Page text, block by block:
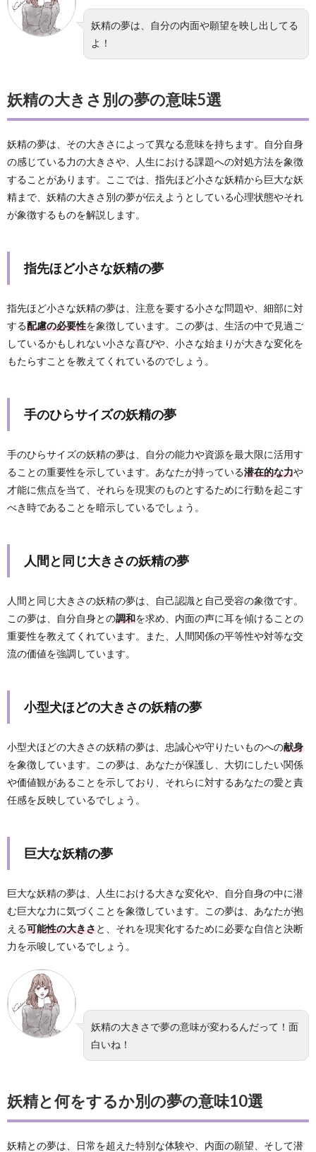
妖精の夢は、自分の内面や願望を映し出してる
よ！
妖精の大きさ別の夢の意味5選
妖精の夢は、その大きさによって異なる意味を持ちます。自分自身
の感じている力の大きさや、人生における課題への対処方法を象徴
することがあります。ここでは、指先ほど小さな妖精から巨大な妖
精まで、妖精の大きさ別の夢が伝えようとしている心理状態やそれ
が象徴するものを解説します。
指先ほど小さな妖精の夢
指先ほど小さな妖精の夢は、注意を要する小さな問題や、細部に対
する配慮の必要性を象徴しています。この夢は、生活の中で見過ご
しているかもしれない小さな喜びや、小さな始まりが大きな変化を
もたらすことを教えてくれているのでしょう。
手のひらサイズの妖精の夢
手のひらサイズの妖精の夢は、自分の能力や資源を最大限に活用す
ることの重要性を示しています。あなたが持っている潜在的な力や
才能に焦点を当て、それらを現実のものとするために行動を起こす
べき時であることを暗示しているでしょう。
人間と同じ大きさの妖精の夢
人間と同じ大きさの妖精の夢は、自己認識と自己受容の象徴です。
この夢は、自分自身との調和を求め、内面の声に耳を傾けることの
重要性を教えてくれています。また、人間関係の平等性や対等な交
流の価値を強調しています。
小型犬ほどの大きさの妖精の夢
小型犬ほどの大きさの妖精の夢は、忠誠心や守りたいものへの献身
を象徴しています。この夢は、あなたが保護し、大切にしたい関係
や価値観があることを示しており、それらに対するあなたの愛と責
任感を反映しているでしょう。
巨大な妖精の夢
巨大な妖精の夢は、人生における大きな変化や、自分自身の中に潜
む巨大な力に気づくことを象徴しています。この夢は、あなたが抱
える可能性の大きさと、それを現実化するために必要な自信と決断
力を示唆しているでしょう。
妖精の大きさで夢の意味が変わるんだって！面
白いね！
妖精と何をするか別の夢の意味10選
妖精との夢は、日常を超えた特別な体験や、内面の願望、そして潜